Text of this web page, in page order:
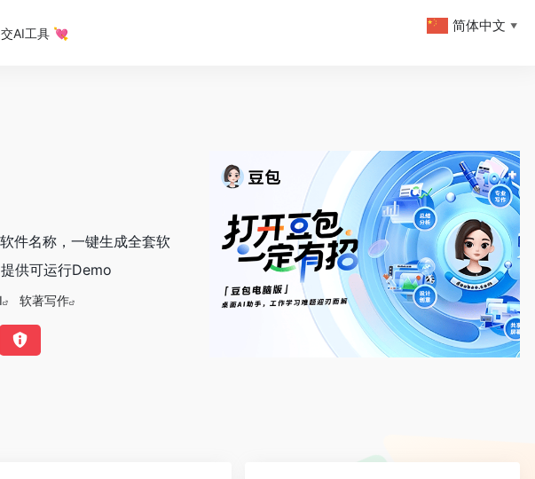
AI工具 💘
件名称，一键生成全套软
供可运行Demo
软著写作
简体中文 ▼